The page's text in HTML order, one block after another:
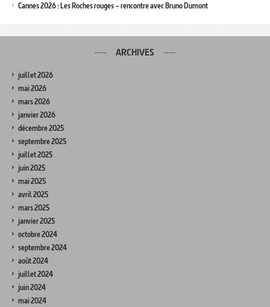
Cannes 2026 : Les Roches rouges – rencontre avec Bruno Dumont
ARCHIVES
juillet 2026
mai 2026
mars 2026
janvier 2026
décembre 2025
septembre 2025
juillet 2025
juin 2025
mai 2025
avril 2025
mars 2025
janvier 2025
octobre 2024
septembre 2024
août 2024
juillet 2024
juin 2024
mai 2024